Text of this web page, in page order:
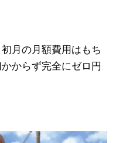
月の月額費用はもち
からず完全にゼロ円